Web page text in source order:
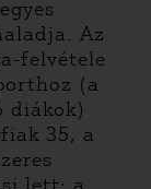
Az
felvétele
(a
diákok)
35, a